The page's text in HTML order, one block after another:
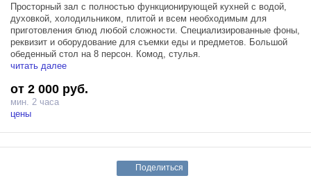
Просторный зал с полностью функционирующей кухней с водой,
духовкой, холодильником, плитой и всем необходимым для
приготовления блюд любой сложности. Специализированные фоны,
реквизит и оборудование для съемки еды и предметов. Большой
обеденный стол на 8 персон. Комод, стулья.
читать далее
от 2 000 руб.
мин. 2 часа
цены
Поделиться